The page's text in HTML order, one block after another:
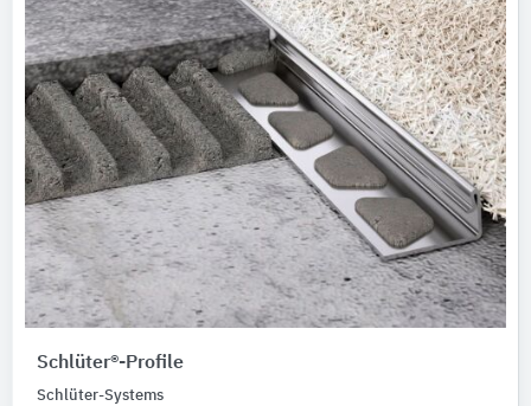
Schlüter®-Profile
Schlüter-Systems